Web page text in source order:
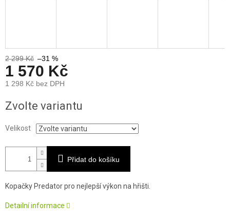
2 299 Kč –31 %
1 570 Kč
1 298 Kč bez DPH
cena:
Zvolte variantu
Velikost
Přidat do košíku
Kopačky Predator pro nejlepší výkon na hřišti.
Detailní informace